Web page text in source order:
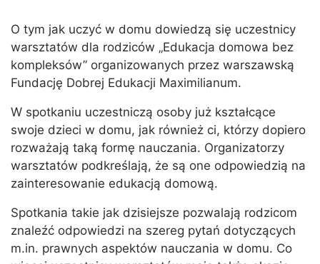
O tym jak uczyć w domu dowiedzą się uczestnicy
warsztatów dla rodziców „Edukacja domowa bez
kompleksów” organizowanych przez warszawską
Fundację Dobrej Edukacji Maximilianum.
W spotkaniu uczestniczą osoby już kształcące
swoje dzieci w domu, jak również ci, którzy dopiero
rozważają taką formę nauczania. Organizatorzy
warsztatów podkreślają, że są one odpowiedzią na
zainteresowanie edukacją domową.
Spotkania takie jak dzisiejsze pozwalają rodzicom
znaleźć odpowiedzi na szereg pytań dotyczących
m.in. prawnych aspektów nauczania w domu. Co